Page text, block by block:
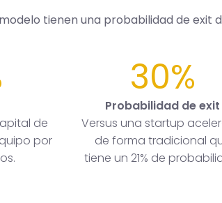
tienen una probabilidad de exit
de
por
30%
Probabilidad de exit
Versus una startup
de forma tradicional
tiene un 21% de